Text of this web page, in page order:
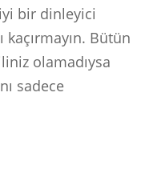
bir dinleyici
kaçırmayın. Bütün
olamadıysa
sadece